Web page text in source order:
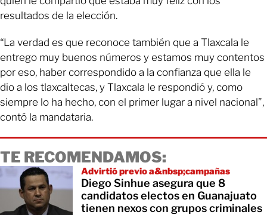
resultados de la elección.
“La verdad es que reconoce también que a Tlaxcala le
entrego muy buenos números y estamos muy contentos
por eso, haber correspondido a la confianza que ella le
dio a los tlaxcaltecas, y Tlaxcala le respondió y, como
siempre lo ha hecho, con el primer lugar a nivel nacional”,
contó la mandataria.
TE RECOMENDAMOS:
Advirtió previo a&nbsp;campañas
Diego Sinhue asegura que 8
candidatos electos en Guanajuato
tienen nexos con grupos criminales